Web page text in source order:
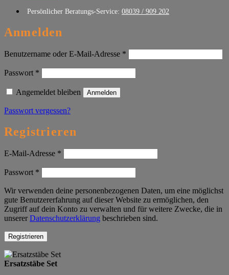
Persönlicher Beratungs-Service: 08039 / 909 202
Anmelden
Benutzername oder E-Mail-Adresse *
Passwort *
Angemeldet bleiben Anmelden
Passwort vergessen?
Registrieren
E-Mail-Adresse *
Passwort *
Wir verwenden deine personenbezogenen Daten, um eine möglichst
gute Benutzererfahrung auf dieser Website zu ermöglichen, den
Zugriff auf dein Konto zu verwalten und für weitere Zwecke, die in
unserer Datenschutzerklärung beschrieben sind.
Registrieren
Ersatzstäbe Set